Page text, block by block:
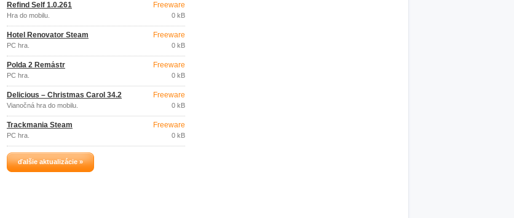
Refind Self 1.0.261
Hra do mobilu.
Freeware
0 kB
Hotel Renovator Steam
PC hra.
Freeware
0 kB
Polda 2 Remástr
PC hra.
Freeware
0 kB
Delicious – Christmas Carol 34.2
Vianočná hra do mobilu.
Freeware
0 kB
Trackmania Steam
PC hra.
Freeware
0 kB
ďalšie aktualizácie »